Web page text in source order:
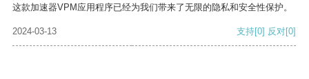
这款加速器VPM应用程序已经为我们带来了无限的隐私和安全性保护。
2024-03-13 支持[0] 反对[0]